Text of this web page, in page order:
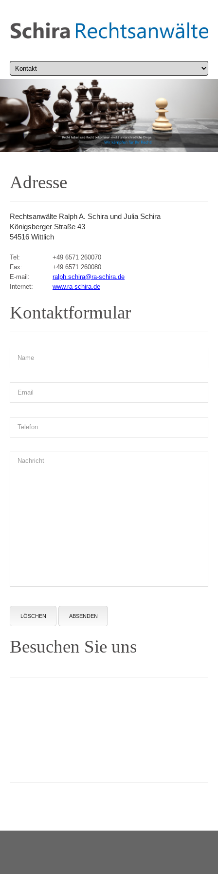
Adresse
Rechtsanwälte Ralph A. Schira und Julia Schira
Königsberger Straße 43
54516 Wittlich
Tel:
+49 6571 260070
Fax:
+49 6571 260080
E-mail:
ralph.schira@ra-schira.de
Internet:
www.ra-schira.de
Kontaktformular
LÖSCHEN ABSENDEN
Besuchen Sie uns